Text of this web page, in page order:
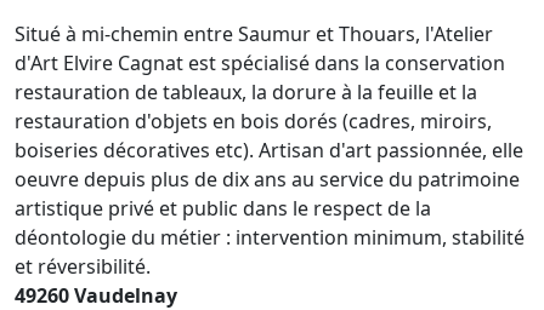
Situé à mi-chemin entre Saumur et Thouars, l'Atelier
d'Art Elvire Cagnat est spécialisé dans la conservation
restauration de tableaux, la dorure à la feuille et la
restauration d'objets en bois dorés (cadres, miroirs,
boiseries décoratives etc). Artisan d'art passionnée, elle
oeuvre depuis plus de dix ans au service du patrimoine
artistique privé et public dans le respect de la
déontologie du métier : intervention minimum, stabilité
et réversibilité.
49260 Vaudelnay